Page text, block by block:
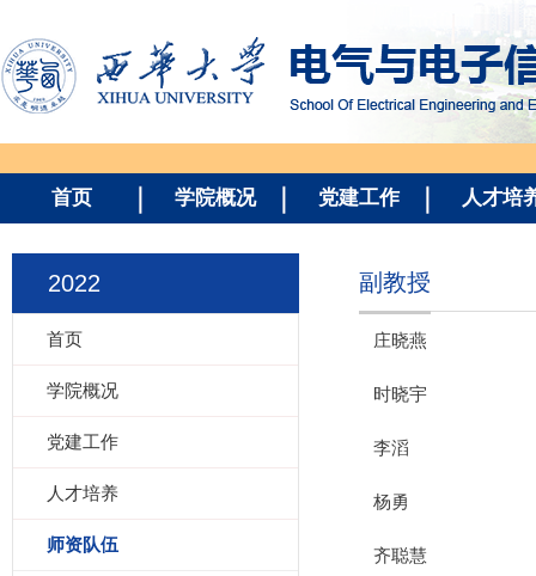
首页 学院概况 党建工作 人才培
2022
首页
学院概况
党建工作
人才培养
师资队伍
副教授
庄晓燕
时晓宇
李滔
杨勇
齐聪慧